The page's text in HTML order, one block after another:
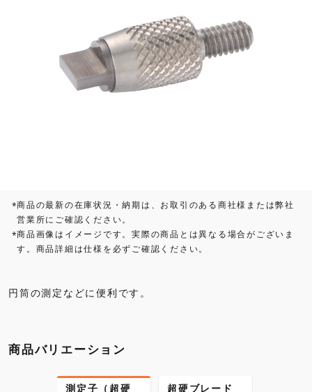
*商品の最新の在庫状況・納期は、お取引のある商社様または弊社
営業所にご確認ください。
*商品画像はイメージです。実際の商品とは異なる場合がございま
す。商品詳細は仕様を必ずご確認ください。
円筒の測定などに便利です。
商品バリエーション
測定子（超硬 超硬ブレード